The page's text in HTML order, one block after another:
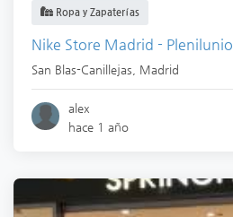
Ropa y Zapaterías
Nike Store Madrid - Plenilunio
San Blas-Canillejas Madrid
alex
hace 1 año